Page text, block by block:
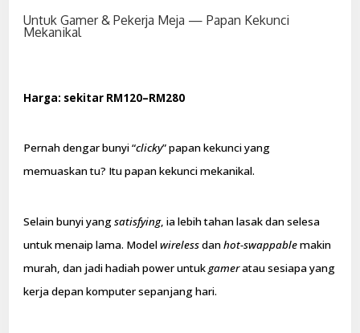
Untuk Gamer & Pekerja Meja — Papan Kekunci
Mekanikal
Harga: sekitar RM120–RM280
Pernah dengar bunyi “clicky” papan kekunci yang
memuaskan tu? Itu papan kekunci mekanikal.
Selain bunyi yangsatisfying, ia lebih tahan lasak dan selesa
untuk menaip lama. Modelwirelessdanhot-swappablemakin
murah, dan jadi hadiah power untukgameratau sesiapa yang
kerja depan komputer sepanjang hari.